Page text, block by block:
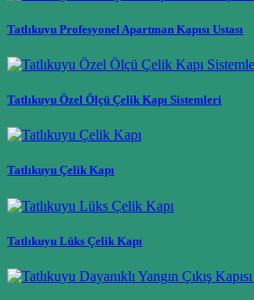
Tatlıkuyu Profesyonel Apartman Kapısı Ustası
Tatlıkuyu Özel Ölçü Çelik Kapı Sistemleri
Tatlıkuyu Çelik Kapı
Tatlıkuyu Lüks Çelik Kapı